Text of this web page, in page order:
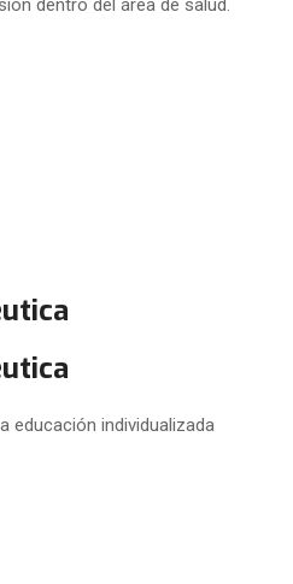
dentro del área de salud.
educación individualizada